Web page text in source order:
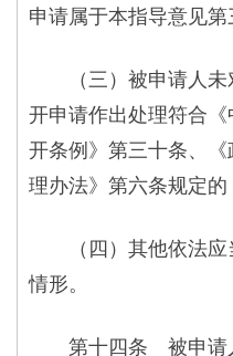
申请属于本指导意见第
（三）被申请人未
开申请作出处理符合
开条例》第三十条、
理办法》第六条规定的
（四）其他依法应
情形。
第十四条 被申请人